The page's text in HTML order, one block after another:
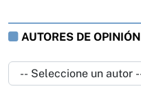
AUTORES DE OPINIÓN